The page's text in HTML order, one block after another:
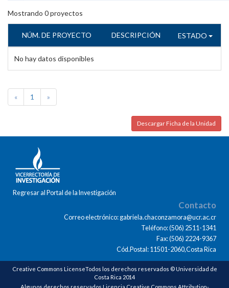
Mostrando 0proyectos
NÚM. DE PROYECTO DESCRIPCIÓN ESTADO
No hay datos disponibles
« 1 »
Descargar Ficha de la Unidad
Regresar al Portal de la Investigación
Contacto
Correo electrónico: gabriela.chaconzamora@ucr.ac.cr
Teléfono: (506) 2511-1341
Fax: (506) 2224-9367
Cód.Postal: 11501-2060,Costa Rica
Creative Commons LicenseTodos los derechos reservados © Universidad de
Costa Rica 2014